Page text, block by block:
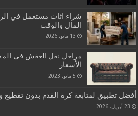
شراء اثاث مستعمل في
المال والوقت
13 مايو، 2026
مراحل نقل العفش في
الأسعار
5 مايو، 2023
أفضل تطبيق لمتابعة كرة القدم بدون تقطيع
23 أبريل، 2026